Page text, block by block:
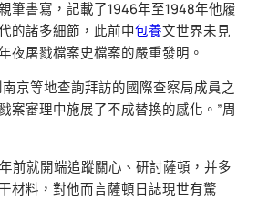
筆書寫，記載了1946年至1948年他履
的諸多細節，此前中包養文世界未見
夜屠戮檔案史檔案的嚴重發明。
京等地查詢拜訪的國際查察局成員之
案審理中施展了不成替換的感化。”周
前就開端追蹤關心、研討薩頓，并多
材料，對他而言薩頓日誌現世有驚